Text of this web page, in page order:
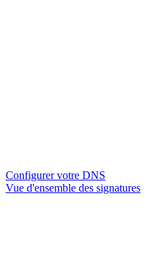
Configurer votre DNS
Vue d'ensemble des signatures